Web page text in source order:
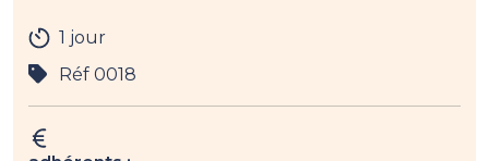
1 jour
Réf 0018